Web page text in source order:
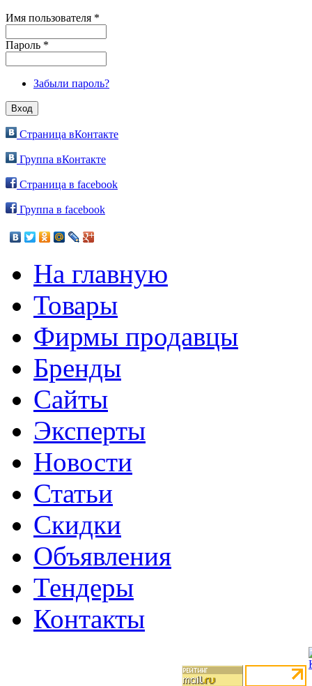
Имя пользователя *
Пароль *
Забыли пароль?
Страница вКонтакте
Группа вКонтакте
Страница в facebook
Группа в facebook
На главную
Товары
Фирмы продавцы
Бренды
Сайты
Эксперты
Новости
Статьи
Скидки
Объявления
Тендеры
Контакты